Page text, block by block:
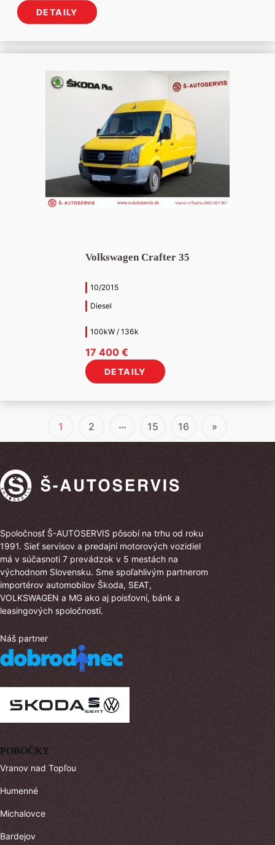
DETAILY
Volkswagen Crafter 35
10/2015
Diesel
100kW / 136k
17 400 €
DETAILY
1 2 … 15 16 »
Spoločnosť Š-AUTOSERVIS pôsobí na trhu od roku
1991. Sieť servisov a predajní motorových vozidiel
má v súčasnoti 7 prevádzok v 5 mestách na
východnom Slovensku. Sme spoľahlivým partnerom
importérov automobilov Škoda, SEAT,
VOLKSWAGEN a MG ako aj poisťovní, bánk a
leasingových spoločností.
Náš partner
POBOČKY
Vranov nad Topľou
Humenné
Michalovce
Bardejov